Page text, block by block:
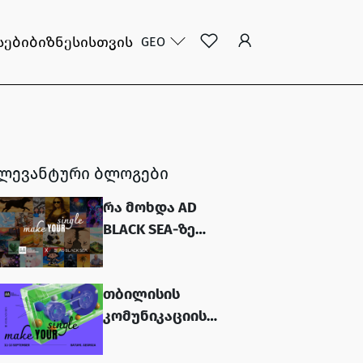
ბიზნესისთვის GEO
ბლოგები
რა მოხდა AD
BLACK SEA-ზე
თბილისის
კომუნიკაციის